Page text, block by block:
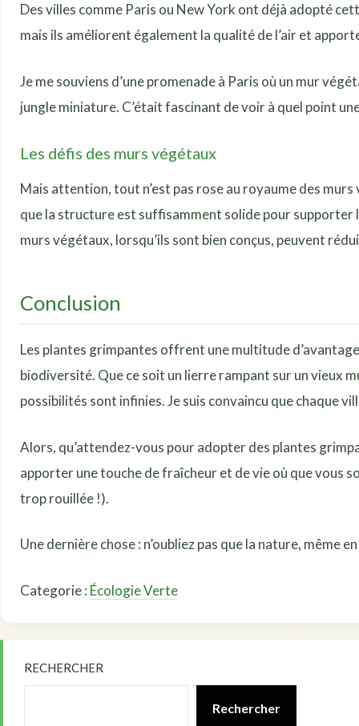
Des villes comme Paris ou New York ont déjà adopté
mais ils améliorent également la qualité de l’air et
Je me souviens d’une promenade à Paris où un mur
jungle miniature. C’était fascinant de voir à quel point
Les défis des murs végétaux
Mais attention, tout n’est pas rose au royaume des
que la structure est suffisamment solide pour supporter
murs végétaux, lorsqu’ils sont bien conçus, peuvent
Conclusion
Les plantes grimpantes offrent une multitude
biodiversité. Que ce soit un lierre rampant sur un vieux
possibilités sont infinies. Je suis convaincu que chaque
Alors, qu’attendez-vous pour adopter des plantes
apporter une touche de fraîcheur et de vie où que vous
trop rouillée !).
Une dernière chose : n’oubliez pas que la nature, même
Categorie : Écologie Verte
RECHERCHER
Rechercher